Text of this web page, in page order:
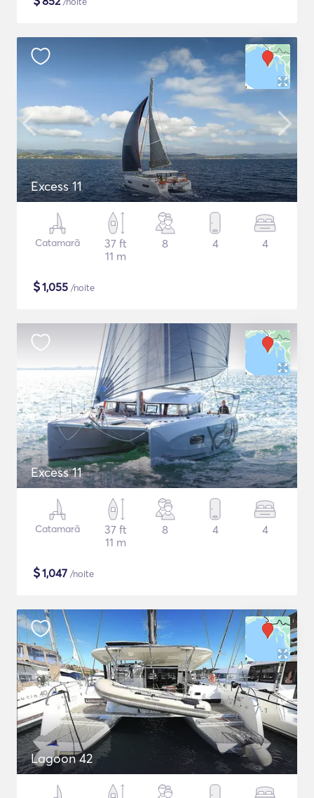
Excess 11
Catamarã
37 ft
11 m
8 4 4
$1,055 /noite
Excess 11
Catamarã
37 ft
11 m
8 4 4
$1,047 /noite
Lagoon 42